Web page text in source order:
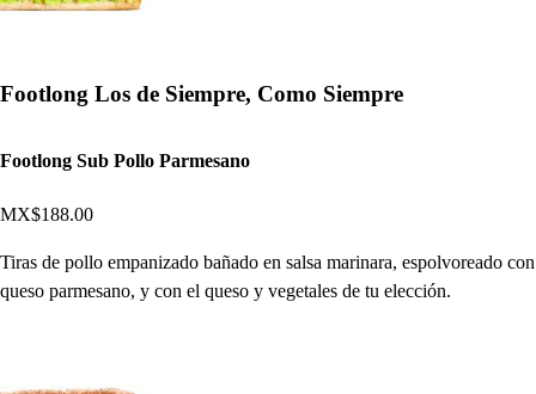
Footlong Los de Siempre, Como Siempre
Footlong Sub Pollo Parmesano
MX$188.00
Tiras de pollo empanizado bañado en salsa marinara, espolvoreado con
queso parmesano, y con el queso y vegetales de tu elección.